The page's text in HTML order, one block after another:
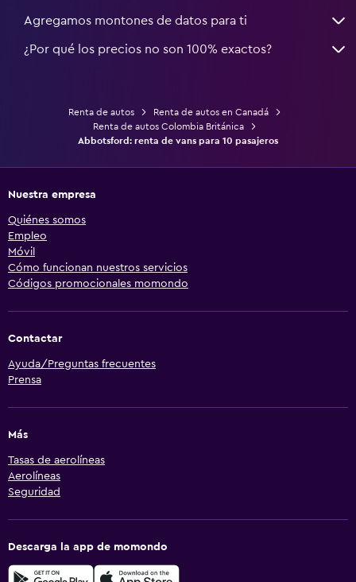
Agregamos montones de datos para ti
¿Por qué los precios no son 100% exactos?
Renta de autos
Renta de autos en Canadá
Renta de autos Colombia Británica
Abbotsford: renta de vans para 10 pasajeros
Nuestra empresa
Quiénes somos
Empleo
Móvil
Cómo funcionan nuestros servicios
Códigos promocionales momondo
Contactar
Ayuda/Preguntas frecuentes
Prensa
Más
Tasas de aerolíneas
Aerolíneas
Seguridad
Descarga la app de momondo